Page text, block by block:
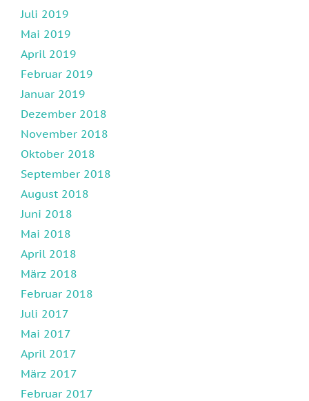
Juli 2019
Mai 2019
April 2019
Februar 2019
Januar 2019
Dezember 2018
November 2018
Oktober 2018
September 2018
August 2018
Juni 2018
Mai 2018
April 2018
März 2018
Februar 2018
Juli 2017
Mai 2017
April 2017
März 2017
Februar 2017